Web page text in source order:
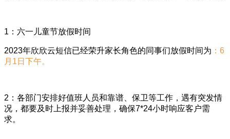
1：六一儿童节放假时间
2023年欣欣云短信已经荣升家长角色的同事们放假时间为 ： 6
月1日下午。
2：各部门安排好值班人员和靠谱、保卫等工作，遇有突发情
况，都要及时上报并妥善处理，确保7*24小时响应客户需
求。